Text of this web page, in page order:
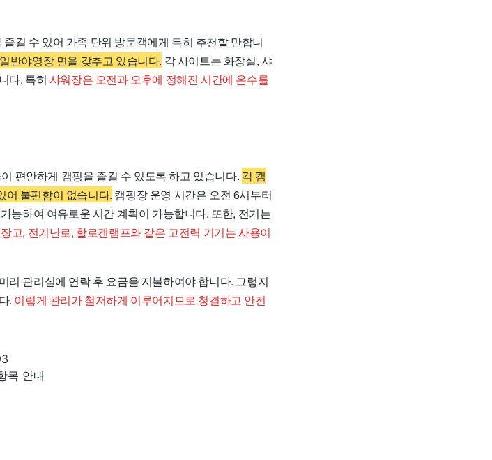
길 수 있어 가족 단위 방문객에게 특히 추천할 만합니
반야영장 면을 갖추고 있습니다. 각 사이트는 화장실, 샤
다. 특히 샤워장은 오전과 오후에 정해진 시간에 온수를
편안하게 캠핑을 즐길 수 있도록 하고 있습니다. 각 캠
어 불편함이 없습니다. 캠핑장 운영 시간은 오전 6시부터
능하여 여유로운 시간 계획이 가능합니다. 또한, 전기는
고, 전기난로, 할로겐램프와 같은 고전력 기기는 사용이
리 관리실에 연락 후 요금을 지불하여야 합니다. 그렇지
. 이렇게 관리가 철저하게 이루어지므로 청결하고 안전
목 안내